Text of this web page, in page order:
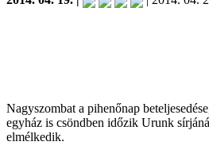
Nagyszombat a pihenőnap
egyház is csöndben időzik Urunk
elmélkedik.